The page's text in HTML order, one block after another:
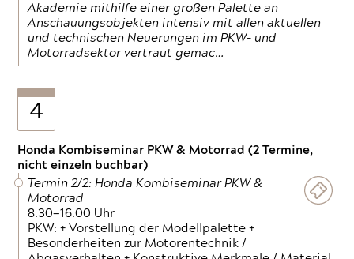
Akademie mithilfe einer großen Palette an
Anschauungsobjekten intensiv mit allen aktuellen
und technischen Neuerungen im PKW- und
Motorradsektor vertraut gemac…
4
Honda Kombiseminar PKW & Motorrad (2 Termine,
nicht einzeln buchbar)
Termin 2/2: Honda Kombiseminar PKW &
Motorrad
8.30—16.00 Uhr
PKW: + Vorstellung der Modellpalette +
Besonderheiten zur Motorentechnik /